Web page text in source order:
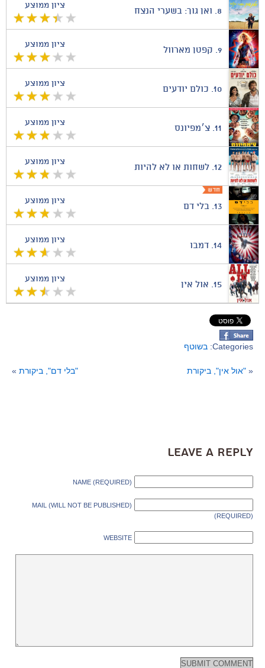
ציון ממוצע
8. ואן גוך: בשערי הנצח
ציון ממוצע
9. קפטן מארוול
ציון ממוצע
10. כולם יודעים
ציון ממוצע
11. צ׳מפיונס
ציון ממוצע
12. לשחות או לא להיות
ציון ממוצע
13. בלי דם
ציון ממוצע
14. דמבו
ציון ממוצע
15. אול אין
Categories: בשוטף
« "אול אין", ביקורת "בלי דם", ביקורת »
Leave a Reply
NAME (REQUIRED)
MAIL (WILL NOT BE PUBLISHED)
(REQUIRED)
WEBSITE